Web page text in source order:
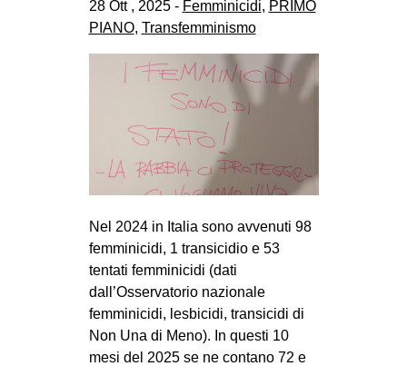
SEARCH
28 Ott , 2025 - Femminicidi, PRIMO
PIANO, Transfemminismo
Nel 2024 in Italia sono avvenuti 98
femminicidi, 1 transicidio e 53
tentati femminicidi (dati
dall’Osservatorio nazionale
femminicidi, lesbicidi, transicidi di
Non Una di Meno). In questi 10
mesi del 2025 se ne contano 72 e